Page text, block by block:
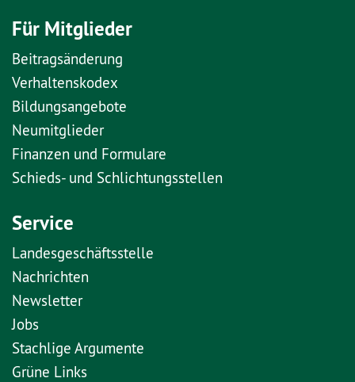
Für Mitglieder
Beitragsänderung
Verhaltenskodex
Bildungsangebote
Neumitglieder
Finanzen und Formulare
Schieds- und Schlichtungsstellen
Service
Landesgeschäftsstelle
Nachrichten
Newsletter
Jobs
Stachlige Argumente
Grüne Links